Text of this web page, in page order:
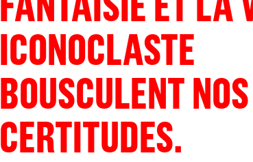
ICONOCLASTE
BOUSCULENT NOS
CERTITUDES.